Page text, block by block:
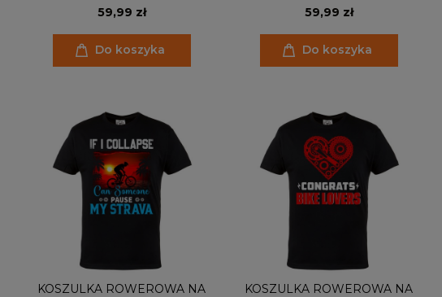
ALL ASS NO GAS
59,99 zł
Do koszyka
BEHIND BARS
59,99 zł
Do koszyka
KOSZULKA ROWEROWA NA
KOSZULKA ROWEROWA NA